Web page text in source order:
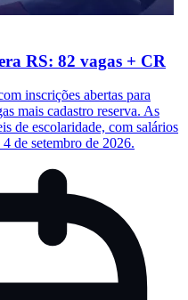
RS: 82 vagas + CR
inscrições abertas para
mais cadastro reserva. As
de escolaridade, com salários
de setembro de 2026.